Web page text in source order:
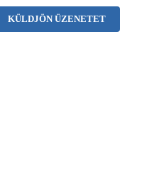
KÜLDJÖN ÜZENETET